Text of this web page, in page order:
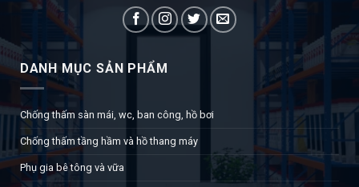
DANH MỤC SẢN PHẨM
Chống thấm sàn mái, wc, ban công, hồ bơi
Chống thấm tầng hầm và hồ thang máy
Phụ gia bê tông và vữa